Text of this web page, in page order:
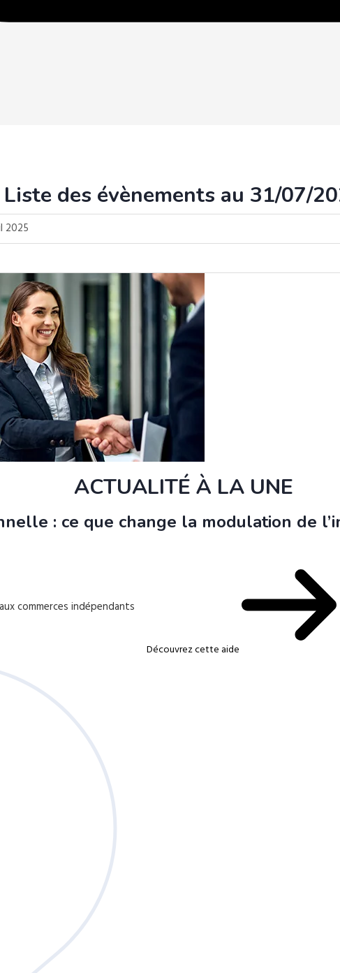
Liste des évènements au 31/07/
2025
ACTUALITÉ À LA UNE
: ce que change la modulation de
commerces indépendants
Découvrez cette aide